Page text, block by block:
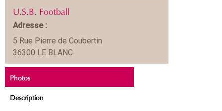
U.S.B. Football
Adresse :
5 Rue Pierre de Coubertin
36300 LE BLANC
Photos
Description